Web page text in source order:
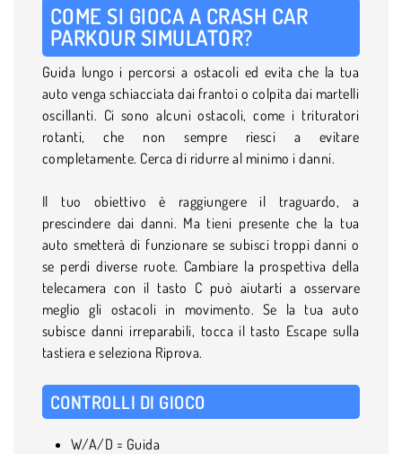
COME SI GIOCA A CRASH CAR
PARKOUR SIMULATOR?
Guida lungo i percorsi a ostacoli ed evita che la tua
auto venga schiacciata dai frantoi o colpita dai martelli
oscillanti. Ci sono alcuni ostacoli, come i trituratori
rotanti, che non sempre riesci a evitare
completamente. Cerca di ridurre al minimo i danni.
Il tuo obiettivo è raggiungere il traguardo, a
prescindere dai danni. Ma tieni presente che la tua
auto smetterà di funzionare se subisci troppi danni o
se perdi diverse ruote. Cambiare la prospettiva della
telecamera con il tasto C può aiutarti a osservare
meglio gli ostacoli in movimento. Se la tua auto
subisce danni irreparabili, tocca il tasto Escape sulla
tastiera e seleziona Riprova.
CONTROLLI DI GIOCO
W/A/D = Guida